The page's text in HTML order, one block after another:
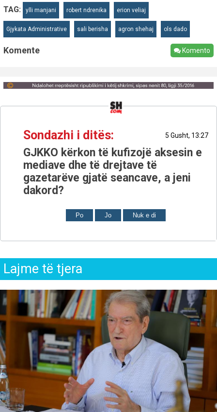
TAG:
ylli manjani robert ndrenika erion veliaj
Gjykata Administrative sali berisha agron shehaj ols dado
Komente Komento
Sondazhi i ditës: 5 Gusht, 13:27
GJKKO kërkon të kufizojë aksesin e
mediave dhe të drejtave të
gazetarëve gjatë seancave, a jeni
dakord?
Po Jo Nuk e di
Lajme të tjera